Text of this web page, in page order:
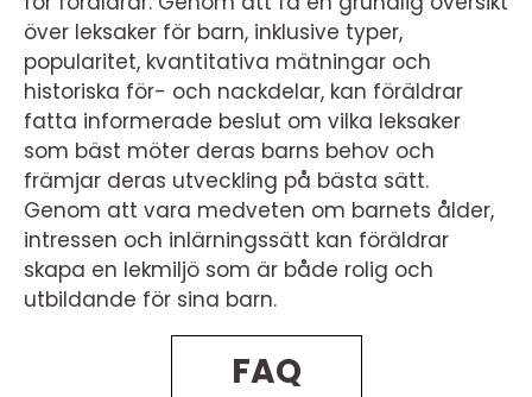
över leksaker för barn, inklusive typer,
popularitet, kvantitativa mätningar och
historiska för- och nackdelar, kan föräldrar
fatta informerade beslut om vilka leksaker
som bäst möter deras barns behov och
främjar deras utveckling på bästa sätt.
Genom att vara medveten om barnets ålder,
intressen och inlärningssätt kan föräldrar
skapa en lekmiljö som är både rolig och
utbildande för sina barn.
FAQ